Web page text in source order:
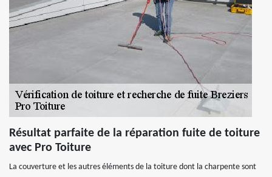
Résultat parfaite de la réparation fuite de toiture
avec Pro Toiture
La couverture et les autres éléments de la toiture dont la charpente sont